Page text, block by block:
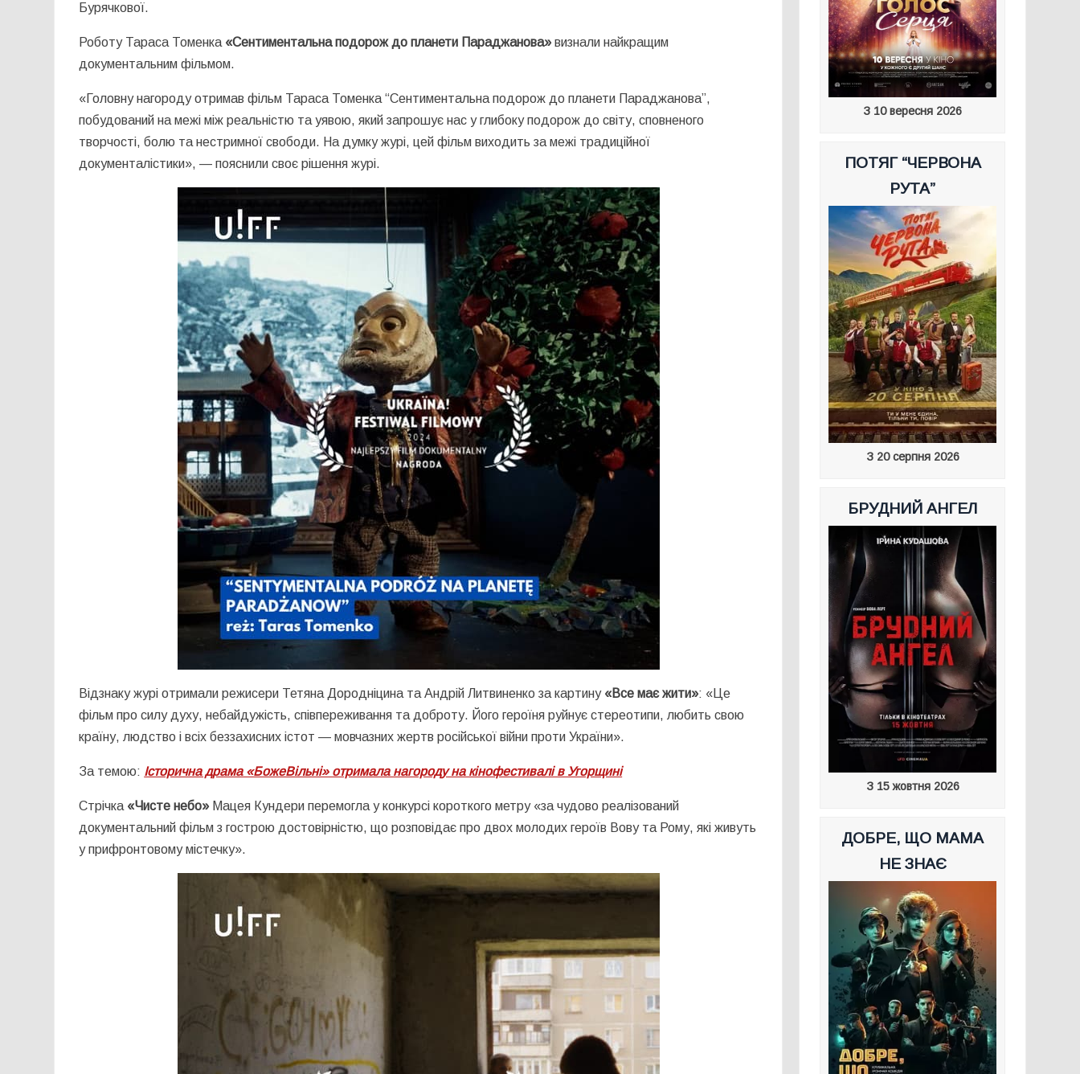
Бурячкової.
Роботу Тараса Томенка «Сентиментальна подорож до планети Параджанова» визнали найкращим
документальним фільмом.
«Головну нагороду отримав фільм Тараса Томенка “Сентиментальна подорож до планети Параджанова”,
побудований на межі між реальністю та уявою, який запрошує нас у глибоку подорож до світу, сповненого
творчості, болю та нестримної свободи. На думку журі, цей фільм виходить за межі традиційної
документалістики», — пояснили своє рішення журі.
Відзнаку журі отримали режисери Тетяна Дородніцина та Андрій Литвиненко за картину «Все має жити»: «Це
фільм про силу духу, небайдужість, співпереживання та доброту. Його героїня руйнує стереотипи, любить свою
країну, людство і всіх беззахисних істот — мовчазних жертв російської війни проти України».
За темою: Історична драма «БожеВільні» отримала нагороду на кінофестивалі в Угорщині
Стрічка «Чисте небо» Мацея Кундери перемогла у конкурсі короткого метру «за чудово реалізований
документальний фільм з гострою достовірністю, що розповідає про двох молодих героїв Вову та Рому, які живуть
у прифронтовому містечку».
З 10 вересня 2026
ПОТЯГ “ЧЕРВОНА
РУТА”
З 20 серпня 2026
БРУДНИЙ АНГЕЛ
З 15 жовтня 2026
ДОБРЕ, ЩО МАМА
НЕ ЗНАЄ